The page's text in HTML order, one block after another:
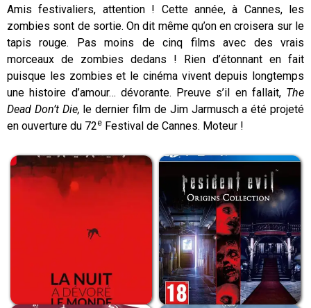
Amis festivaliers, attention ! Cette année, à Cannes, les
zombies sont de sortie. On dit même qu’on en croisera sur le
tapis rouge. Pas moins de cinq films avec des vrais
morceaux de zombies dedans ! Rien d’étonnant en fait
puisque les zombies et le cinéma vivent depuis longtemps
une histoire d’amour… dévorante. Preuve s’il en fallait, The
Dead Don’t Die, le dernier film de Jim Jarmusch a été projeté
en ouverture du 72e Festival de Cannes. Moteur !